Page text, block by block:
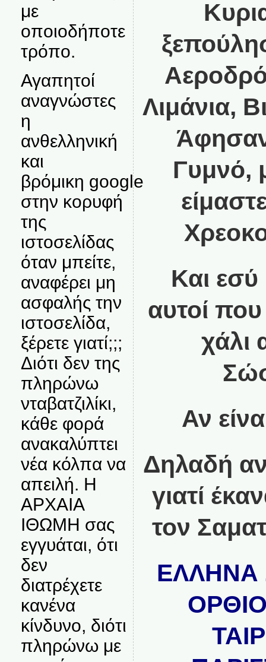
με
οποιοδήποτε
τρόπο.
Αγαπητοί
αναγνώστες
η
ανθελληνική
και
βρόμικη google
στην κορυφή
της
ιστοσελίδας
όταν μπείτε,
αναφέρει μη
ασφαλής την
ιστοσελίδα,
ξέρετε γιατί;;;
Διότι δεν της
πληρώνω
νταβατζιλίκι,
κάθε φορά
ανακαλύπτει
νέα κόλπα να
απειλή. Η
ΑΡΧΑΙΑ
ΙΘΩΜΗ σας
εγγυάται, ότι
δεν
διατρέχετε
κανένα
κίνδυνο, διότι
πληρώνω με
Λιμάνια,
Γυμνό,
Και εσύ
αυτοί
χάλι
Αν
Δηλαδή αν
γιατί
τον
ΕΛΛΗΝΑ